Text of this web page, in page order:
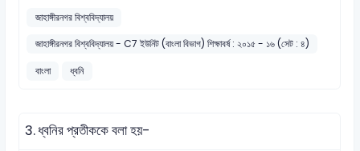
জাহাঙ্গীরনগর বিশ্ববিদ্যালয়
জাহাঙ্গীরনগর বিশ্ববিদ্যালয় - C7 ইউনিট (বাংলা বিভাগ) শিক্ষাবর্ষ : ২০১৫ - ১৬ (সেট : ৪)
বাংলা
ধ্বনি
3.ধ্বনির প্রতীককে বলা হয়-